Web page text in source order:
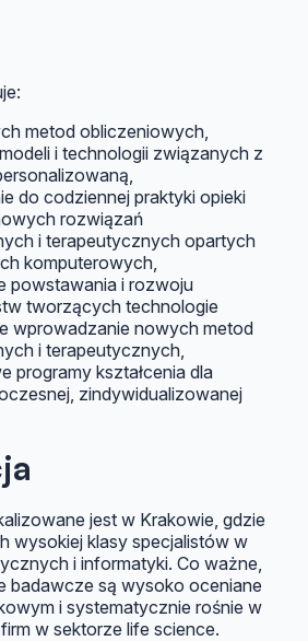
metod obliczeniowych,
i technologii związanych z
do codziennej praktyki opieki
rozwiązań
i terapeutycznych opartych
komputerowych,
powstawania i rozwoju
tworzących technologie
wprowadzanie nowych metod
i terapeutycznych,
programy kształcenia dla
zindywidualizowanej
jest w Krakowie, gdzie
wysokiej klasy specjalistów w
i informatyki. Co ważne,
badawcze są wysoko oceniane
i systematycznie rośnie w
w sektorze life science.